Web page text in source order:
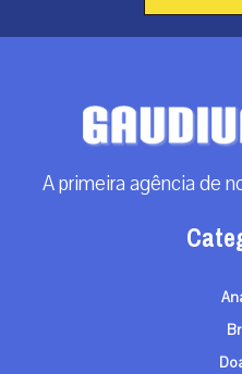
A primeira agência de